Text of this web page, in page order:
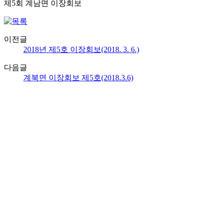
제5회 계남면 이장회보
이전글
2018년 제5호 이장회보(2018. 3. 6.)
다음글
계북면 이장회보 제5호(2018.3.6)